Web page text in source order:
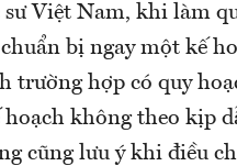
Việt Nam, khi làm
bị ngay một kế
trường hợp có quy
không theo kịp
cũng lưu ý khi điều